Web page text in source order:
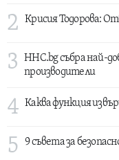
2 Крисия Тодорова:
3
HHC.bg събра най-
производители
4 Каква функция
5 9 съвета за